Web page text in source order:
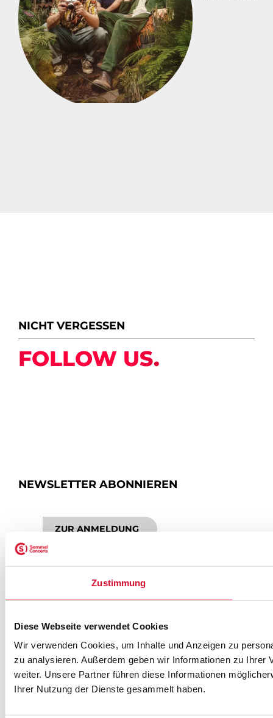
Zustimmung
Diese Webseite verwendet Cookies
Wir verwenden Cookies, um Inhalte und Anzeigen zu
zu analysieren. Außerdem geben wir Informationen zu Ihrer
weiter. Unsere Partner führen diese Informationen
Ihrer Nutzung der Dienste gesammelt haben.
NICHT VERGESSEN
FOLLOW US.
NEWSLETTER ABONNIEREN
ZUR ANMELDUNG
SEMMEL @ SOCIAL MEDIA